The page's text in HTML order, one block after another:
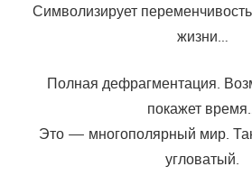
Символизирует
жизни…
Полная дефрагментация.
покажет время…
Это — многополярный мир.
угловатый.